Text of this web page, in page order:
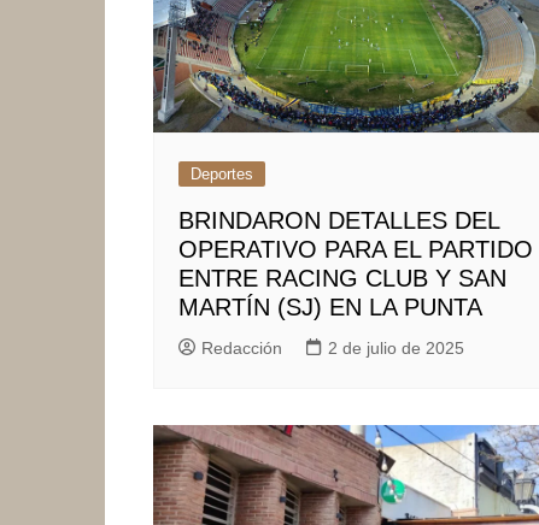
Deportes
BRINDARON DETALLES DEL
OPERATIVO PARA EL PARTIDO
ENTRE RACING CLUB Y SAN
MARTÍN (SJ) EN LA PUNTA
Redacción 2 de julio de 2025